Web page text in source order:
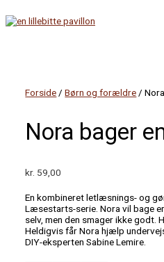
til
Forside /Børn og forældre /
Nora bager
kr. 59,00
En kombineret letlæsnings- og
Læsestarts-serie. Nora vil bage
selv, men den smager ikke godt.
Heldigvis får Nora hjælp
DIY-eksperten Sabine Lemire.